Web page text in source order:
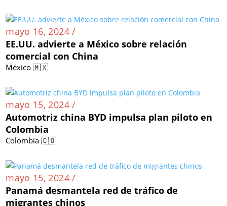
mayo 16, 2024 /
EE.UU. advierte a México sobre relación
comercial con China
México 🇲🇽
mayo 15, 2024 /
Automotriz china BYD impulsa plan piloto en
Colombia
Colombia 🇨🇴
mayo 15, 2024 /
Panamá desmantela red de tráfico de
migrantes chinos